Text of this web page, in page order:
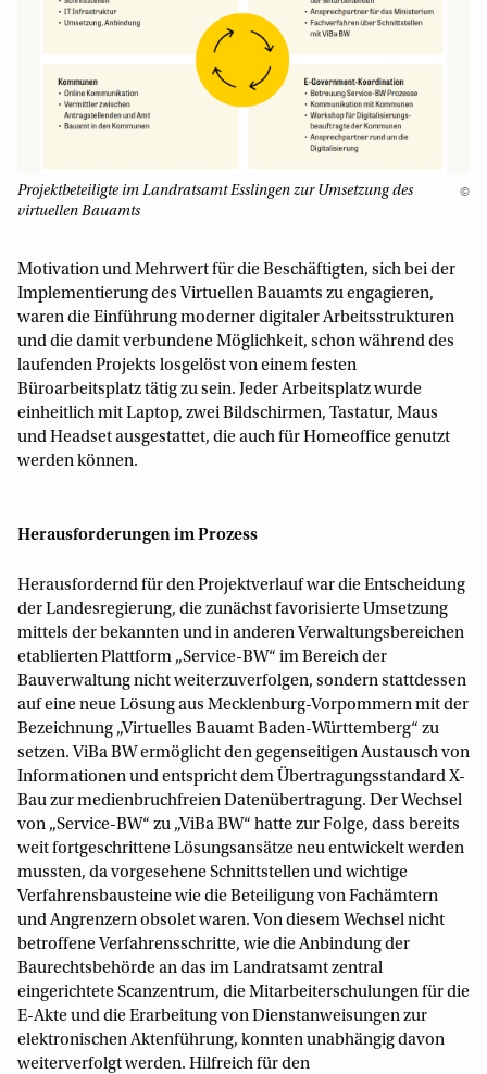
Projektbeteiligte im Landratsamt Esslingen zur Umsetzung des
virtuellen Bauamts
©
Motivation und Mehrwert für die Beschäftigten, sich bei der
Implementierung des Virtuellen Bauamts zu engagieren,
waren die Einführung moderner digitaler Arbeitsstrukturen
und die damit verbundene Möglichkeit, schon während des
laufenden Projekts losgelöst von einem festen
Büroarbeitsplatz tätig zu sein. Jeder Arbeitsplatz wurde
einheitlich mit Laptop, zwei Bildschirmen, Tastatur, Maus
und Headset ausgestattet, die auch für Homeoffice genutzt
werden können.
Herausforderungen im Prozess
Herausfordernd für den Projektverlauf war die Entscheidung
der Landesregierung, die zunächst favorisierte Umsetzung
mittels der bekannten und in anderen Verwaltungsbereichen
etablierten Plattform „Service-BW“ im Bereich der
Bauverwaltung nicht weiterzuverfolgen, sondern stattdessen
auf eine neue Lösung aus Mecklenburg-Vorpommern mit der
Bezeichnung „Virtuelles Bauamt Baden-Württemberg“ zu
setzen. ViBa BW ermöglicht den gegenseitigen Austausch von
Informationen und entspricht dem Übertragungsstandard X-
Bau zur medienbruchfreien Datenübertragung. Der Wechsel
von „Service-BW“ zu „ViBa BW“ hatte zur Folge, dass bereits
weit fortgeschrittene Lösungsansätze neu entwickelt werden
mussten, da vorgesehene Schnittstellen und wichtige
Verfahrensbausteine wie die Beteiligung von Fachämtern
und Angrenzern obsolet waren. Von diesem Wechsel nicht
betroffene Verfahrensschritte, wie die Anbindung der
Baurechtsbehörde an das im Landratsamt zentral
eingerichtete Scanzentrum, die Mitarbeiterschulungen für die
E-Akte und die Erarbeitung von Dienstanweisungen zur
elektronischen Aktenführung, konnten unabhängig davon
weiterverfolgt werden. Hilfreich für den